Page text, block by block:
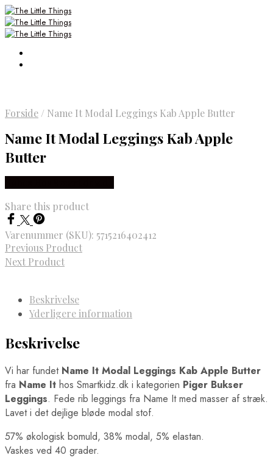
Forside / Name It Modal Leggings Kab Apple Butter
Name It Modal Leggings Kab Apple
Butter
Share this product
Varenummer (SKU): 5715216402412
Previous Product
Next Product
Beskrivelse
Yderligere information
Beskrivelse
Vi har fundet Name It Modal Leggings Kab Apple Butter
fra Name It hos Smartkidz.dk i kategorien Piger Bukser
Leggings. Fede rib leggings fra Name It med masser af stræk.
Lavet i det dejlige bløde modal stof.
57% økologisk bomuld, 38% modal, 5% elastan.
Vaskes ved 40 grader.